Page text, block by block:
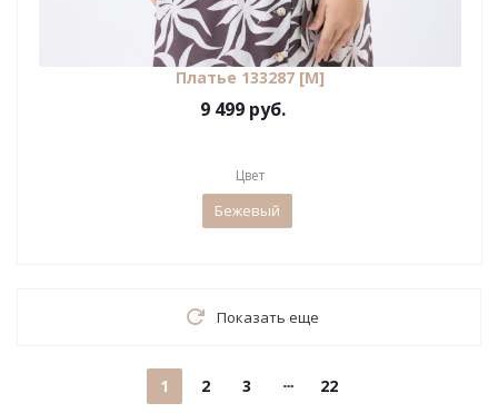
Платье 133287 [М]
9 499 руб.
Цвет
Бежевый
Показать еще
1 2 3 22